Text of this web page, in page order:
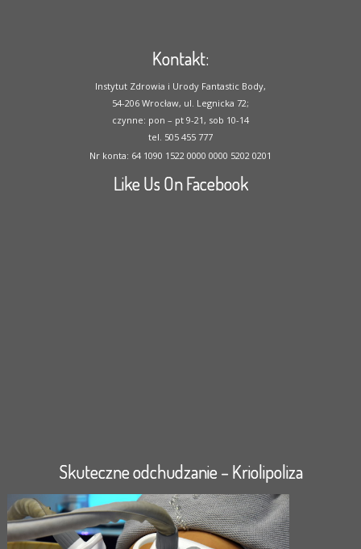
Kontakt:
Instytut Zdrowia i Urody Fantastic Body,
54-206 Wrocław, ul. Legnicka 72;
czynne: pon – pt 9-21, sob 10-14
tel. 505 455 777
Nr konta: 64 1090 1522 0000 0000 5202 0201
Like Us On Facebook
Skuteczne odchudzanie – Kriolipoliza